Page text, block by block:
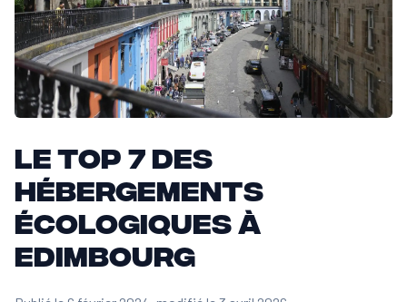
Le top 7 des
hébergements
écologiques à
Edimbourg